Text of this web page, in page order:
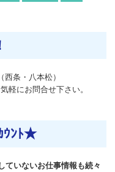
条・八本松）
軽にお問合せ下さい。
ｳﾝﾄ★
ていないお仕事情報も続々